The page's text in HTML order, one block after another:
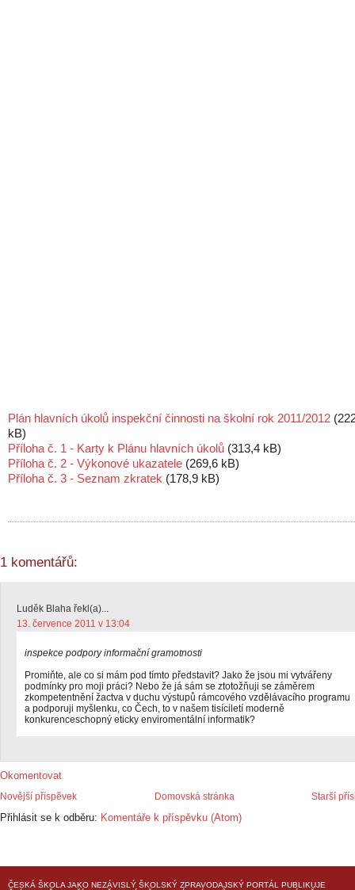
Plán hlavních úkolů inspekční činnosti na školní rok 2011/2012
kB)
Příloha č. 1 - Karty k Plánu hlavních úkolů (313,4 kB)
Příloha č. 2 - Výkonové ukazatele (269,6 kB)
Příloha č. 3 - Seznam zkratek (178,9 kB)
1 komentářů:
Luděk Blaha řekl(a)...
13. července 2011 v 13:04
inspekce podpory informační gramotnosti
Promiňte, ale co si mám pod tímto představit? Jako že jsou mi vytvářeny
podmínky pro moji práci? Nebo že já sám se ztotožňuji se záměrem
zkompetentnění žactva v duchu výstupů rámcového vzdělávacího programu
a podporuji myšlenku, co Čech, to v našem tisíciletí moderně
konkurenceschopný eticky enviromentální informatik?
Okomentovat
Novější příspěvek Starší
Domovská stránka
Přihlásit se k odběru: Komentáře k příspěvku (Atom)
ČESKÁ ŠKOLA JAKO NEZÁVISLÝ ŠKOLSKÝ ZPRAVODAJSKÝ PORTÁL PUBLIKUJE